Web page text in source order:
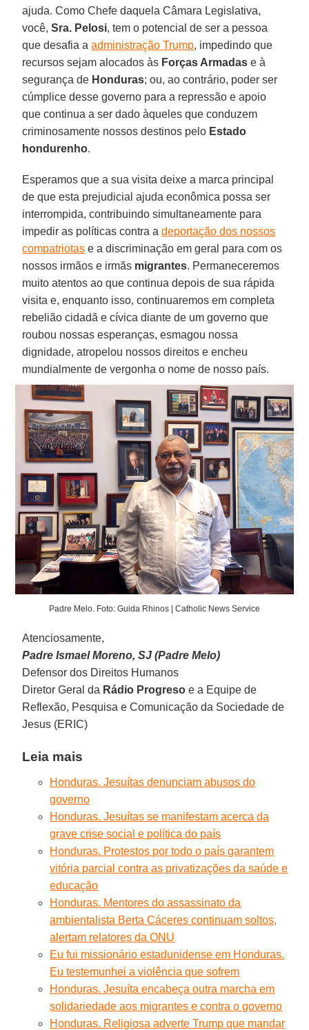
ajuda. Como Chefe daquela Câmara Legislativa,
você,Sra. Pelosi, tem o potencial de ser a pessoa
que desafia aadministração Trump, impedindo que
recursos sejam alocados às Forças Armadas e à
segurança de Honduras; ou, ao contrário, poder ser
cúmplice desse governo para a repressão e apoio
que continua a ser dado àqueles que conduzem
criminosamente nossos destinos pelo Estado
hondurenho.
Esperamos que a sua visita deixe a marca principal
de que esta prejudicial ajuda econômica possa ser
interrompida, contribuindo simultaneamente para
impedir as políticas contra adeportação dos nossos
compatriotas e a discriminação em geral para com os
nossos irmãos e irmãs migrantes. Permaneceremos
muito atentos ao que continua depois de sua rápida
visita e, enquanto isso, continuaremos em completa
rebelião cidadã e cívica diante de um governo que
roubou nossas esperanças, esmagou nossa
dignidade, atropelou nossos direitos e encheu
mundialmente de vergonha o nome de nosso país.
Padre Melo. Foto: Guida Rhinos | Catholic News Service
Atenciosamente,
Padre Ismael Moreno, SJ (Padre Melo)
Defensor dos Direitos Humanos
Diretor Geral da Rádio Progreso e a Equipe de
Reflexão, Pesquisa e Comunicação da Sociedade de
Jesus (ERIC)
Leia mais
Honduras. Jesuítas denunciam abusos do
governo
Honduras. Jesuítas se manifestam acerca da
grave crise social e política do país
Honduras. Protestos por todo o país garantem
vitória parcial contra as privatizações da saúde e
educação
Honduras. Mentores do assassinato da
ambientalista Berta Cáceres continuam soltos,
alertam relatores da ONU
Eu fui missionário estadunidense em Honduras.
Eu testemunhei a violência que sofrem
Honduras. Jesuíta encabeça outra marcha em
solidariedade aos migrantes e contra o governo
Honduras. Religiosa adverte Trump que mandar